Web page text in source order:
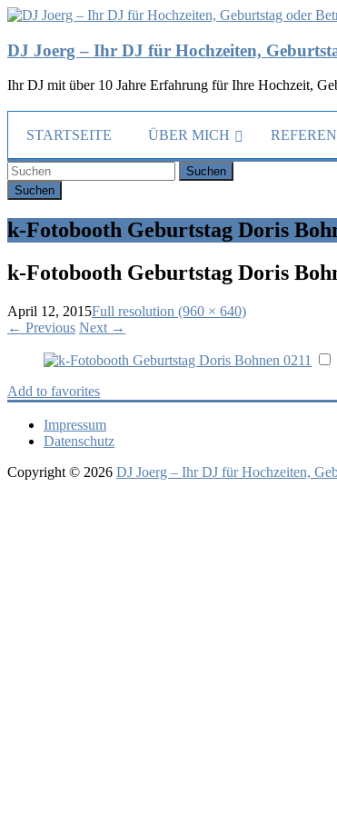
DJ Joerg – Ihr DJ für Hochzeiten,
Ihr DJ mit über 10 Jahre Erfahrung für Ihre Hochzeit,
STARTSEITE ÜBER MICH
Suchen
k-Fotobooth Geburtstag Doris
k-Fotobooth Geburtstag Doris
April 12, 2015Full resolution (960 × 640)
← Previous Next →
Add to favorites
Impressum
Datenschutz
Copyright © 2026 DJ Joerg – Ihr DJ für Hochzeiten,